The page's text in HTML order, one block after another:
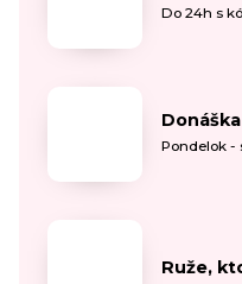
Do 24h s
Pondelok -
Ruže,